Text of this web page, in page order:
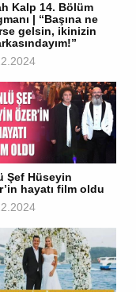
Kalp 14. Bölüm
| “Başına ne
gelsin, ikinizin
Şef Hüseyin
hayatı film oldu